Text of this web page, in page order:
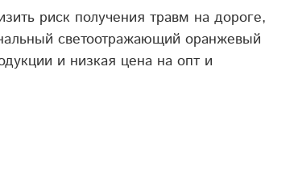
риск получения травм на дороге,
светоотражающий оранжевый
и низкая цена на опт и